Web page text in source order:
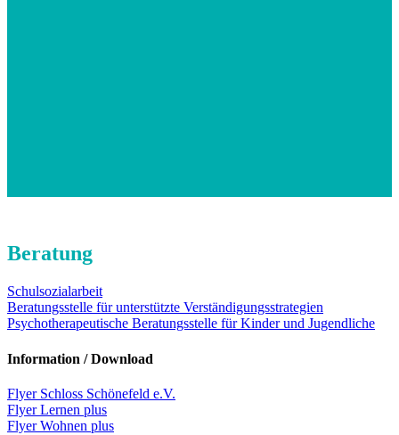
Beratung
Schulsozialarbeit
Beratungsstelle für unterstützte Verständigungsstrategien
Psychotherapeutische Beratungsstelle für Kinder und Jugendliche
Information / Download
Flyer Schloss Schönefeld e.V.
Flyer Lernen plus
Flyer Wohnen plus